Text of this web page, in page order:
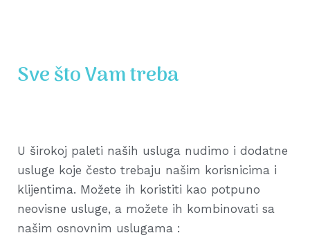
Sve što Vam treba
U širokoj paleti naših usluga nudimo i dodatne
usluge koje često trebaju našim korisnicima i
klijentima. Možete ih koristiti kao potpuno
neovisne usluge, a možete ih kombinovati sa
našim osnovnim uslugama :